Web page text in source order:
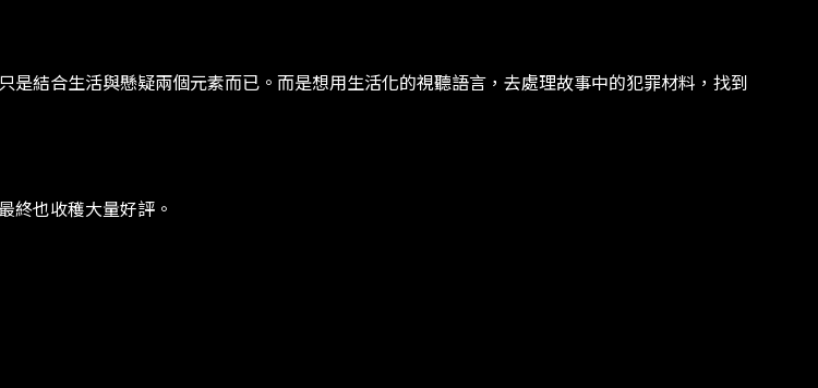
結合生活與懸疑兩個元素而已。而是想用生活化的視聽語言，去處理故事中的犯罪材料，找到
終也收穫大量好評。